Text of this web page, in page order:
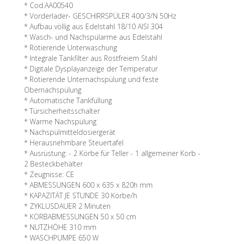
* Cod.AA00540
* Vorderlader- GESCHIRRSPÜLER 400/3/N 50Hz
* Aufbau völlig aus Edelstahl 18/10 AISI 304
* Wasch- und Nachspülarme aus Edelstahl
* Rotierende Unterwaschung
* Integrale Tankfilter aus Rostfreiem Stahl
* Digitale Dysplayanzeige der Temperatur
* Rotierende Unternachspülung und feste
Obernachspülung
* Automatische Tankfüllung
* Türsicherheitsschalter
* Warme Nachspülung
* Nachspülmitteldosiergerät
* Herausnehmbare Steuertafel
* Ausrüstung: - 2 Körbe für Teller - 1 allgemeiner Korb -
2 Besteckbehälter
* Zeugnisse: CE
* ABMESSUNGEN 600 x 635 x 820h mm
* KAPAZITÄT JE STUNDE 30 Körbe/h
* ZYKLUSDAUER 2 Minuten
* KORBABMESSUNGEN 50 x 50 cm
* NUTZHÖHE 310 mm
* WASCHPUMPE 650 W